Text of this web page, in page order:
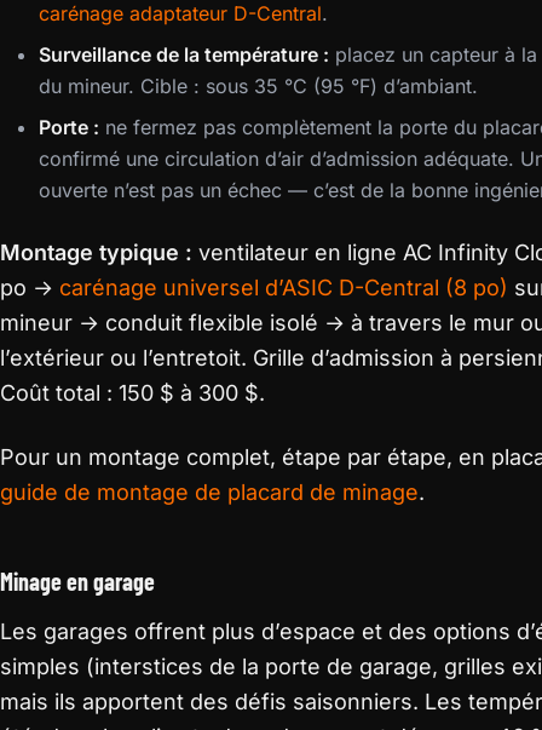
carénage adaptateur D-Central.
Surveillance de la température : placez un capteur à la
du mineur. Cible : sous 35 °C (95 °F) d’ambiant.
Porte : ne fermez pas complètement la porte du
confirmé une circulation d’air d’admission adéquate.
ouverte n’est pas un échec — c’est de la bonne
Montage typique : ventilateur en ligne AC Infinity
po → carénage universel d’ASIC D-Central (8 po)
mineur → conduit flexible isolé → à travers le mur
l’extérieur ou l’entretoit. Grille d’admission à
Coût total : 150 $ à 300 $.
Pour un montage complet, étape par étape, en
guide de montage de placard de minage.
Minage en garage
Les garages offrent plus d’espace et des options
simples (interstices de la porte de garage, grilles
mais ils apportent des défis saisonniers. Les